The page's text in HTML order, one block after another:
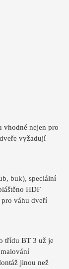
vhodné nejen pro
vyžadují
buk), speciální
HDF
pro váhu dveří
třídu BT 3 už je
jinou než